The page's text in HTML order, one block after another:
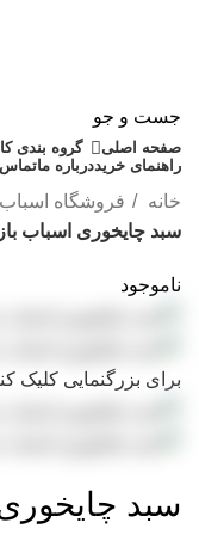
جست و جو
صفحه اصلی گروه بندی
راهنمای خریددرباره ماتماس
خانه فروشگاه
سبد چایخوری اسباب
ناموجود
برای بزرگنمایی کلیک
سبد